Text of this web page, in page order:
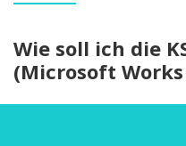
Wie soll ich die
(Microsoft